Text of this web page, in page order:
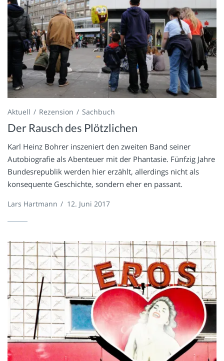
Aktuell Rezension Sachbuch
Der Rausch des Plötzlichen
Karl Heinz Bohrer inszeniert den zweiten Band seiner
Autobiografie als Abenteuer mit der Phantasie. Fünfzig Jahre
Bundesrepublik werden hier erzählt, allerdings nicht als
konsequente Geschichte, sondern eher en passant.
Lars Hartmann / 12. Juni 2017